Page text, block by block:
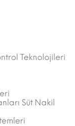
Teknolojileri
Süt Nakil